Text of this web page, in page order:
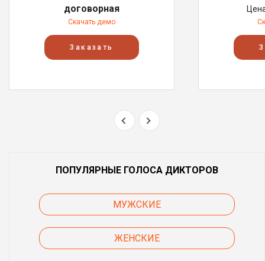
договорная
Скачать демо
Заказать
ПОПУЛЯРНЫЕ ГОЛОСА ДИКТОРОВ
МУЖСКИЕ
ЖЕНСКИЕ